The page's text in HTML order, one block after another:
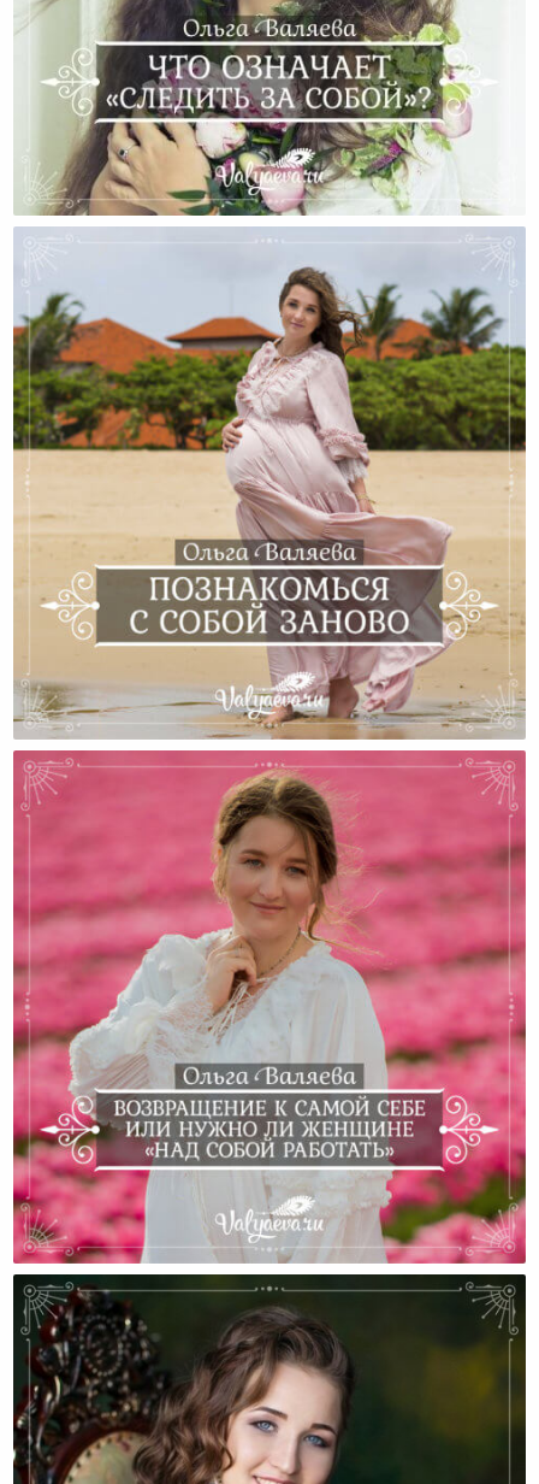
Что Означает «следить За Собой»?
Познакомься С Собой Заново
Возвращение К Самой Себе Или Нужно Ли Женщине
«над Собой Работать»